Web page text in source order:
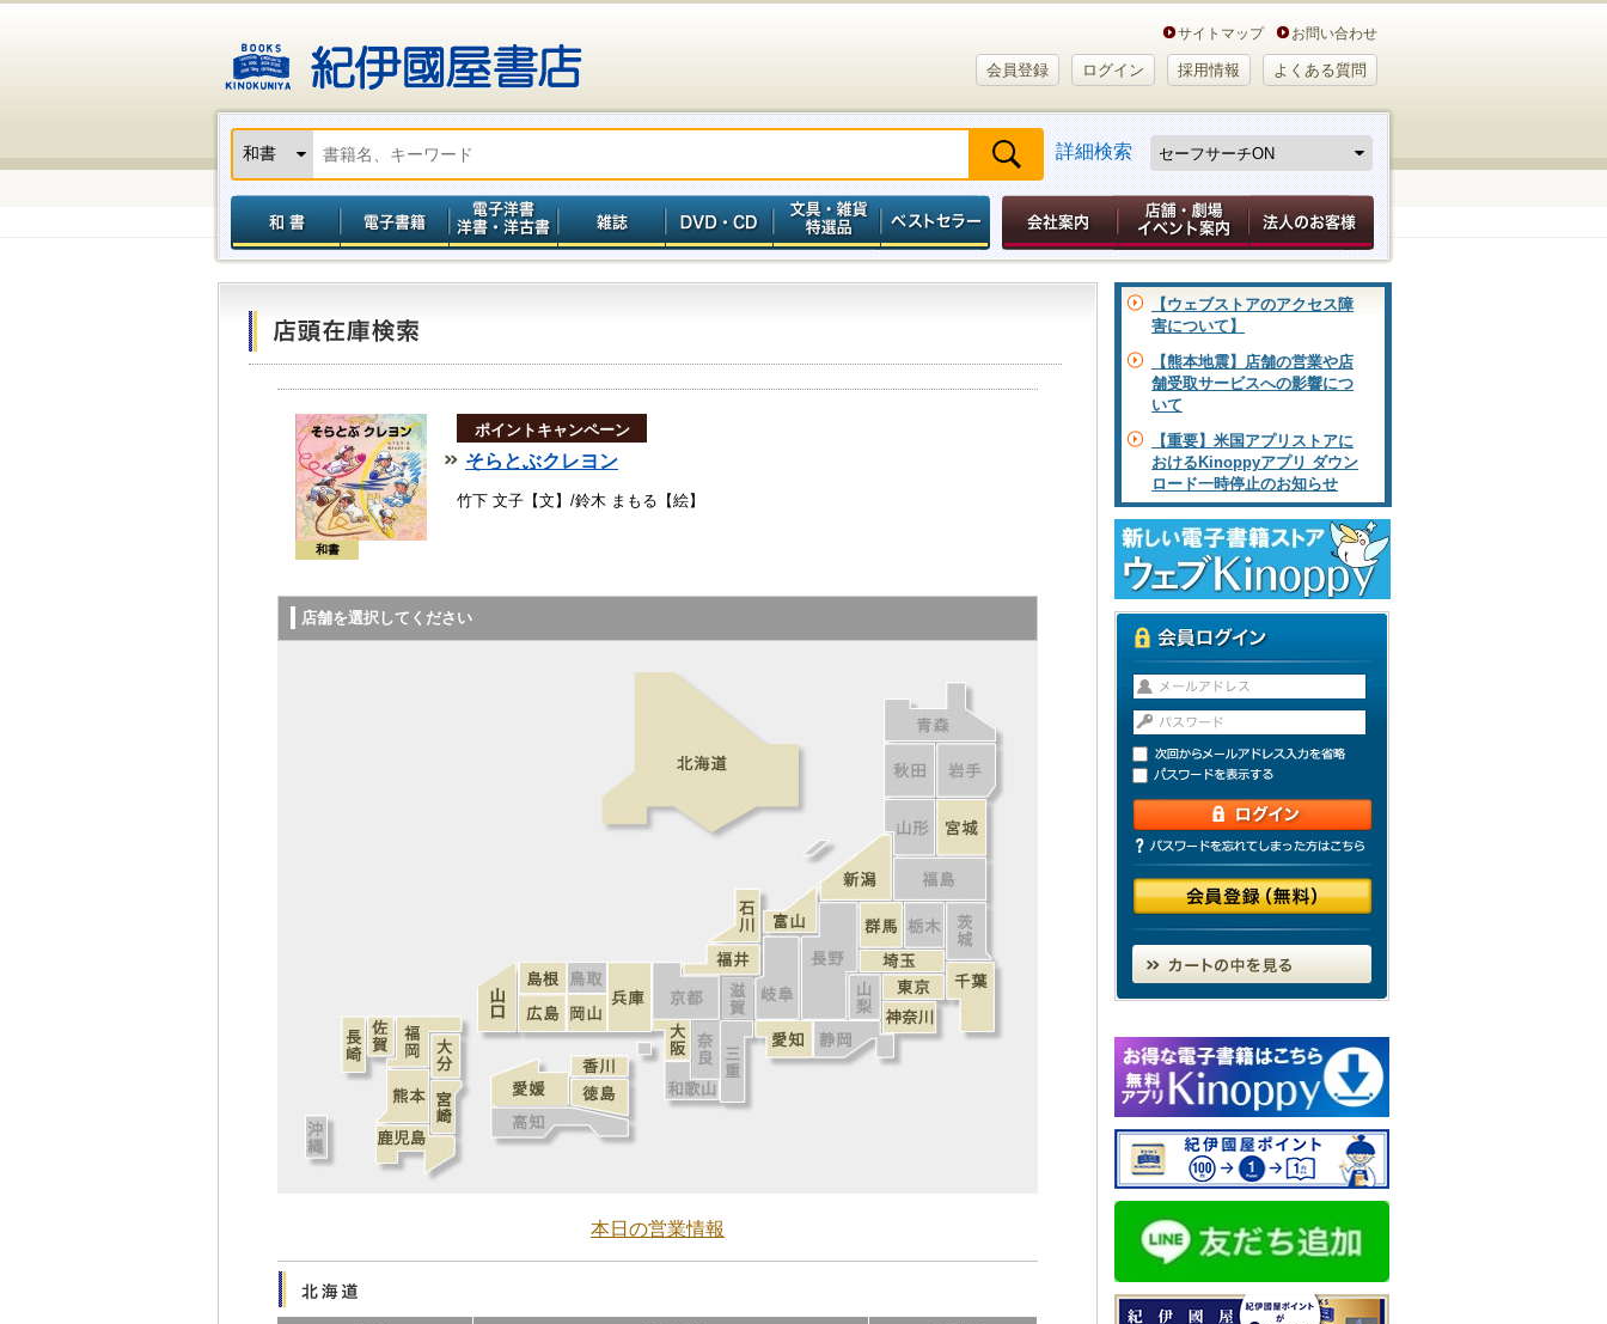
サイトマップ お問い合わせ
会員登録 ログイン 採用情報 よくある質問
詳細検索
和書
ポイントキャンペーン
そらとぶクレヨン
竹下 文子【文】/鈴木 まもる【絵】
店舗を選択してください
本日の営業情報
【ウェブストアのアクセス障
害について】
【熊本地震】店舗の営業や店
舗受取サービスへの影響につ
いて
【重要】米国アプリストアに
おけるKinoppyアプリ ダウン
ロード一時停止のお知らせ